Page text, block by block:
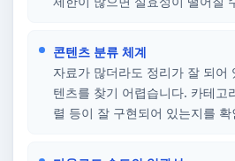
콘텐츠 분류 체계
자료가 많더라도 정리가 잘 되어
텐츠를 찾기 어렵습니다. 카테고
렬 등이 잘 구현되어 있는지를